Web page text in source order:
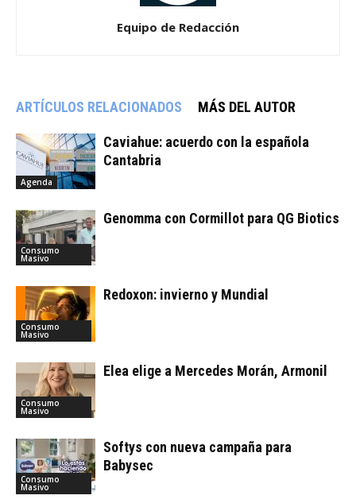
Equipo de Redacción
ARTÍCULOS RELACIONADOS MÁS DEL AUTOR
Agenda
Caviahue: acuerdo con la española
Cantabria
Consumo
Masivo
Genomma con Cormillot para QG Biotics
Consumo
Masivo
Redoxon: invierno y Mundial
Consumo
Masivo
Elea elige a Mercedes Morán, Armonil
Consumo
Masivo
Softys con nueva campaña para
Babysec